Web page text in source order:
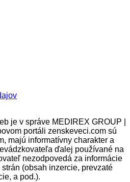
je v správe MEDIREX GROUP |
portáli zenskeveci.com sú
majú informatívny charakter a
ďalej používané na
nezodpovedá za informácie
(obsah inzercie, prevzaté
a pod.).